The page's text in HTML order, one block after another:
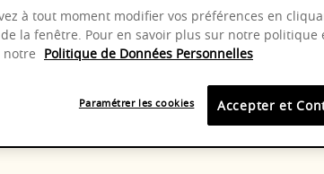
à tout moment modifier vos préférences en
la fenêtre. Pour en savoir plus sur notre politique
notre Politique de Données Personnelles
Accepter et
Paramétrer les cookies